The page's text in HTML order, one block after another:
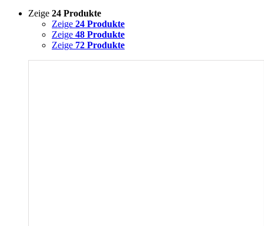
Zeige 24 Produkte
Zeige 24 Produkte
Zeige 48 Produkte
Zeige 72 Produkte